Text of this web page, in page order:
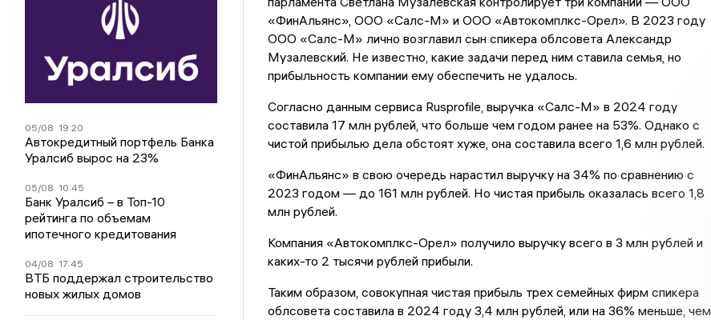
05/08 19:20
Автокредитный портфель Банка
Уралсиб вырос на 23%
05/08 10:45
Банк Уралсиб – в Топ-10
рейтинга по объемам
ипотечного кредитования
04/08 17:45
ВТБ поддержал строительство
новых жилых домов
«ФинАльянс», ООО «Салс-М» и ООО «Автокомплкс-Орел». В 2023 году
ООО «Салс-М» лично возглавил сын спикера облсовета Александр
Музалевский. Не известно, какие задачи перед ним ставила семья, но
прибыльность компании ему обеспечить не удалось.
Согласно данным сервиса Rusprofile, выручка «Салс-М» в 2024 году
составила 17 млн рублей, что больше чем годом ранее на 53%. Однако с
чистой прибылью дела обстоят хуже, она составила всего 1,6 млн рублей.
«ФинАльянс» в свою очередь нарастил выручку на 34% по сравнению с
2023 годом — до 161 млн рублей. Но чистая прибыль оказалась всего 1,8
млн рублей.
Компания «Автокомплкс-Орел» получило выручку всего в 3 млн рублей и
каких-то 2 тысячи рублей прибыли.
Таким образом, совокупная чистая прибыль трех семейных фирм спикера
облсовета составила в 2024 году 3,4 млн рублей, или на 36% меньше, чем